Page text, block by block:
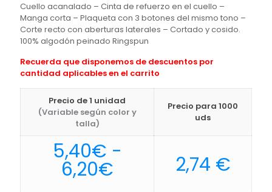
Cuello acanalado – Cinta de refuerzo en el cuello –
Manga corta – Plaqueta con 3 botones del mismo tono –
Corte recto con aberturas laterales – Cortado y cosido.
100% algodón peinado Ringspun
Recuerda que disponemos de descuentos por
cantidad aplicables en el carrito
Precio de 1 unidad
(Variable según color y
talla)
Precio para 1000
uds
5,40€ -
6,20€Rango 2,74 €